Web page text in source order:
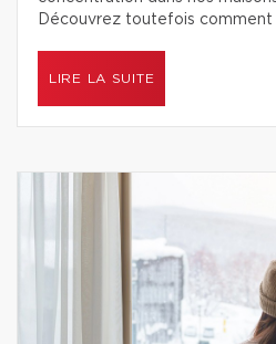
Découvrez toutefois
LIRE LA SUITE